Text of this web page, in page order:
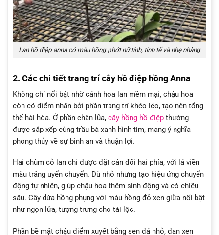
Lan hồ điệp anna có màu hồng phớt nữ tính, tinh tế và nhẹ nhàng
2. Các chi tiết trang trí cây hồ điệp hồng Anna
Không chỉ nổi bật nhờ cánh hoa lan mềm mại, chậu hoa
còn có điểm nhấn bởi phần trang trí khéo léo, tạo nên tổng
thể hài hòa. Ở phần chân lũa, cây hồng hồ điệp thường
được sắp xếp cùng trầu bà xanh hình tim, mang ý nghĩa
phong thủy về sự bình an và thuận lợi.
Hai chùm cỏ lan chi được đặt cân đối hai phía, với lá viền
màu trắng uyển chuyển. Dù nhỏ nhưng tạo hiệu ứng chuyển
động tự nhiên, giúp chậu hoa thêm sinh động và có chiều
sâu. Cây dứa hồng phụng với màu hồng đỏ xen giữa nổi bật
như ngọn lửa, tượng trưng cho tài lộc.
Phần bề mặt chậu điểm xuyết bằng sen đá nhỏ, đan xen